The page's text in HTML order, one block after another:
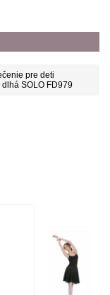
pre deti
SOLO FD979